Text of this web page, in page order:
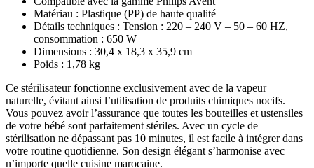
Matériau : Plastique (PP) de haute qualité
Détails techniques : Tension : 220 – 240 V – 50 – 60 HZ,
consommation : 650 W
Dimensions : 30,4 x 18,3 x 35,9 cm
Poids : 1,78 kg
Ce stérilisateur fonctionne exclusivement avec de la vapeur
naturelle, évitant ainsi l’utilisation de produits chimiques nocifs.
Vous pouvez avoir l’assurance que toutes les bouteilles et ustensiles
de votre bébé sont parfaitement stériles. Avec un cycle de
stérilisation ne dépassant pas 10 minutes, il est facile à intégrer dans
votre routine quotidienne. Son design élégant s’harmonise avec
n’importe quelle cuisine marocaine.